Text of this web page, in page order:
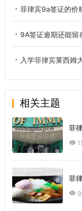
菲律宾9a签证的价
9A签证逾期还能留
入学菲律宾莱西姆
相关主题
菲
菲